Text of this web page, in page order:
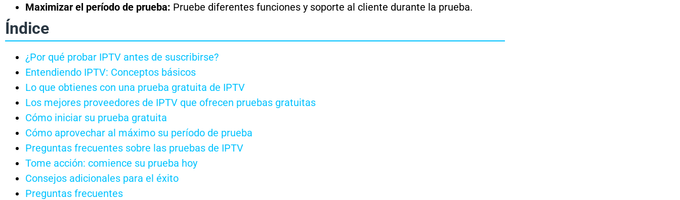
Maximizar el período de prueba: Pruebe diferentes funciones y soporte al cliente durante la prueba.
Índice
¿Por qué probar IPTV antes de suscribirse?
Entendiendo IPTV: Conceptos básicos
Lo que obtienes con una prueba gratuita de IPTV
Los mejores proveedores de IPTV que ofrecen pruebas gratuitas
Cómo iniciar su prueba gratuita
Cómo aprovechar al máximo su período de prueba
Preguntas frecuentes sobre las pruebas de IPTV
Tome acción: comience su prueba hoy
Consejos adicionales para el éxito
Preguntas frecuentes